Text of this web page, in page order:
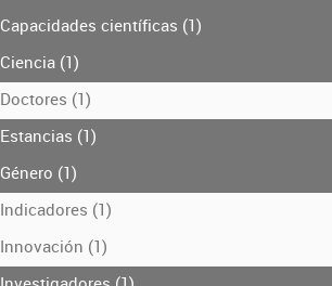
Capacidades científicas (1)
Ciencia (1)
Doctores (1)
Estancias (1)
Género (1)
Indicadores (1)
Innovación (1)